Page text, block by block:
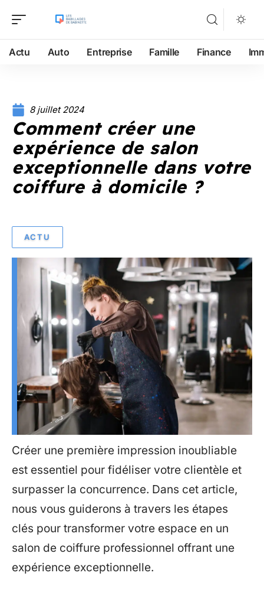
Actu Auto Entreprise Famille Finance
8 juillet 2024
Comment créer une
expérience de salon
exceptionnelle dans votre
coiffure à domicile ?
ACTU
Créer une première impression inoubliable
est essentiel pour fidéliser votre clientèle et
surpasser la concurrence. Dans cet article,
nous vous guiderons à travers les étapes
clés pour transformer votre espace en un
salon de coiffure professionnel offrant une
expérience exceptionnelle.